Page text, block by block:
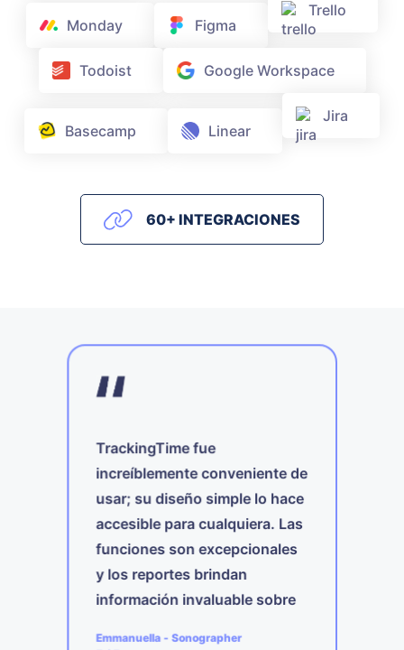
Monday Figma
Trello
Todoist Google Workspace
Basecamp Linear
Jira
60+ INTEGRACIONES
TrackingTime fue
increíblemente conveniente de
usar; su diseño simple lo hace
accesible para cualquiera. Las
funciones son excepcionales
y los reportes brindan
información invaluable sobre
Emmanuella - Sonographer